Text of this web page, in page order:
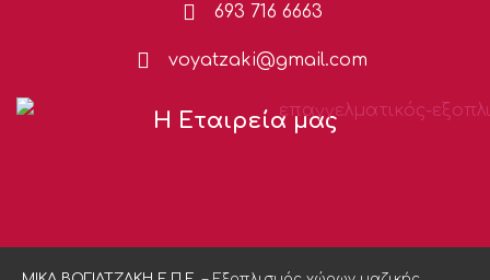
693 716 6663
voyatzaki@gmail.com
Η Εταιρεία μας